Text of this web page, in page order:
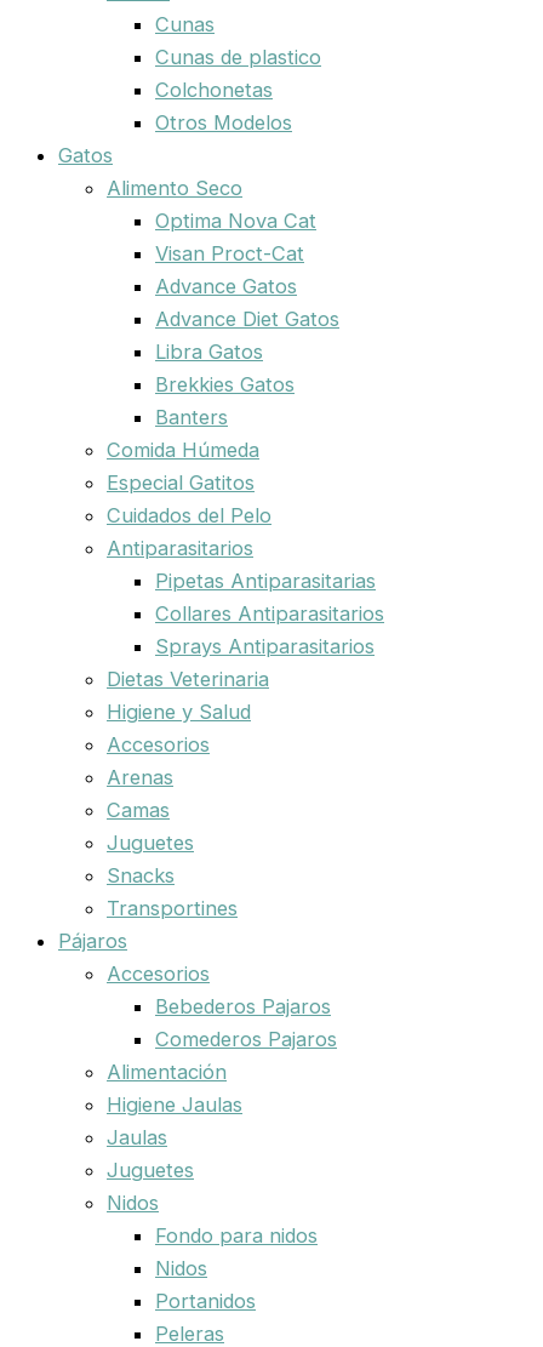
Cunas
Cunas de plastico
Colchonetas
Otros Modelos
Gatos
Alimento Seco
Optima Nova Cat
Visan Proct-Cat
Advance Gatos
Advance Diet Gatos
Libra Gatos
Brekkies Gatos
Banters
Comida Húmeda
Especial Gatitos
Cuidados del Pelo
Antiparasitarios
Pipetas Antiparasitarias
Collares Antiparasitarios
Sprays Antiparasitarios
Dietas Veterinaria
Higiene y Salud
Accesorios
Arenas
Camas
Juguetes
Snacks
Transportines
Pájaros
Accesorios
Bebederos Pajaros
Comederos Pajaros
Alimentación
Higiene Jaulas
Jaulas
Juguetes
Nidos
Fondo para nidos
Nidos
Portanidos
Peleras